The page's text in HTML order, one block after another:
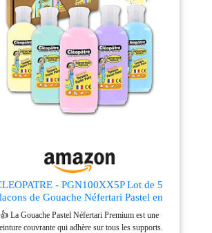
le bois, la céramique, le tissu, le métal et plus encore
NON-TOXIQUE ET CERTIFIÉE : Conforme aux
ASTM D-4236 et EN71-3, la peinture pastel
non toxique et sans acide, sûre et adaptée à tous les
GARANTIE DE SERVICE : Votre satisfaction
est notre priorité absolue, veuillez vous rassurer en
achetant nos produits. Si vous n'êtes pas satisfait de
produits ou si vous avez des questions, n'hésitez
pas à nous contacter à tout moment
- PGN100XX5P Lot de 5
de Gouache Néfertari Pastel en
100ml Multicolore
👍 La Gouache Pastel Néfertari Premium est une
couvrante qui adhère sur tous les supports.